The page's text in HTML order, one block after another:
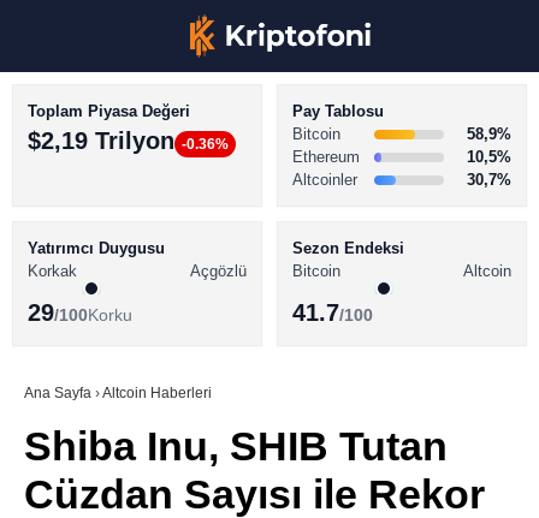
Youtube
TikTok
BİTCOİN HABERLERİ
ALTCOİN HABERLERİ
SÖZLÜK
Toplam Piyasa Değeri
$2,19 Trilyon -0.36%
Pay Tablosu
Bitcoin
58,9%
Ethereum
10,5%
Altcoinler
30,7%
Yatırımcı Duygusu
Korkak
Açgözlü
29/100Korku
Sezon Endeksi
Bitcoin
Altcoin
41.7/100
Ana Sayfa ›Altcoin Haberleri
Shiba Inu, SHIB Tutan
Cüzdan Sayısı ile Rekor